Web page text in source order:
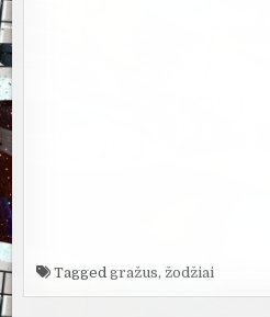
Taggedgražus, žodžiai